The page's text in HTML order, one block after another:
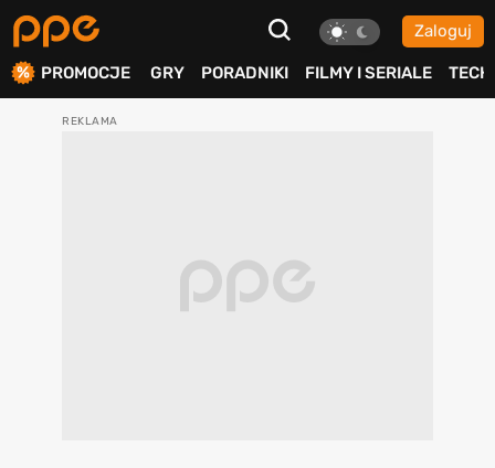
Zaloguj
PROMOCJE GRY PORADNIKI FILMY I SERIALE TECH